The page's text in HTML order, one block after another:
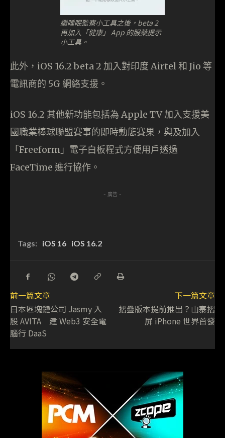
繼睡眠監察小工具之後，beta 2
再加入「健康」 App 的服藥提示
小工具。
此外，iOS 16.2 beta 2 加入對印度 Airtel 和 Jio 等
電訊商的 5G 網絡支援。
iOS 16.2 其他新功能包括為 Apple TV 加入支援美
國職業棒球聯盟賽事的即時動態賽果，與及加入
「Freeform」電子白板程式方便用戶透過
FaceTime 進行協作。
- 廣告 -
Tags: iOS 16 iOS 16.2
前一篇文章
日本區塊鏈公司 Jasmy 入
股 AVITA 建 Web3 安全電
腦行 DaaS
下一篇文章
摺疊版本提前推出？山寨摺
屏 iPhone 世界首發